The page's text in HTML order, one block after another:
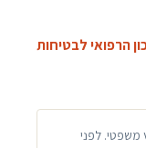
הרפואי לבטיחות
משפטי. לפני